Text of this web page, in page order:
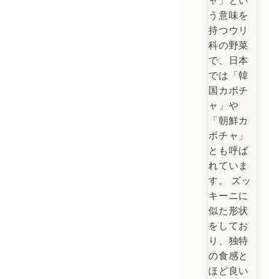
う意味を
持つウリ
科の野菜
で、日本
では「韓
国カボチ
ャ」や
「朝鮮カ
ボチャ」
とも呼ば
れていま
す。
ズッ
キーニに
似た形状
をしてお
り、独特
の食感と
ほど良い